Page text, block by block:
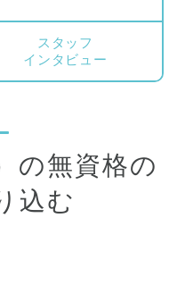
スタッフ
インタビュー
込む